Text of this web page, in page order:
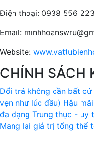
Điện thoại: 0938 556 223
Email:
Website:
CHÍNH SÁCH
Đổi trả không cần bất cứ
vẹn như lúc đầu) Hậu
đa dạng Trung thực - uy
Mang lại giá trị tổng thể